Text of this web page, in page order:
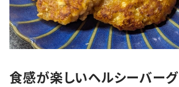
食感が楽しいヘルシーバーグ